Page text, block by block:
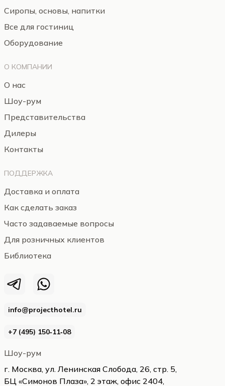
info@projecthotel.ru
+7 (495) 150‑11‑08
Шоу-рум
г. Москва, ул. Ленинская Слобода, 26, стр. 5,
БЦ «Симонов Плаза», 2 этаж, офис 2404,
Сиропы, основы, напитки
Все для гостиниц
Оборудование
О КОМПАНИИ
О нас
Шоу-рум
Представительства
Дилеры
Контакты
ПОДДЕРЖКА
Доставка и оплата
Как сделать заказ
Часто задаваемые вопросы
Для розничных клиентов
Библиотека